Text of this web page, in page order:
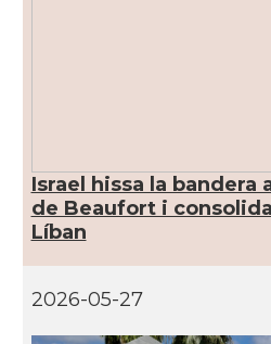
Israel hissa la bandera
de Beaufort i
Líban
2026-05-27